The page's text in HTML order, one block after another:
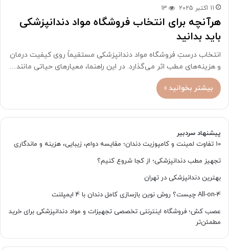
11 اکتبر 2025 13
هرآنچه برای انتخاب فروشگاه مواد دندانپزشکی
باید بدانید
انتخاب درستِ فروشگاه مواد دندانپزشکی مستقیماً روی کیفیت درمان
و هزینه‌های مطب اثر می‌گذارد. در این راهنما، معیارهای حیاتی مانند…
بیشتر بخوانید »
پیشنهاد سردبیر
10 تفاوت لمینت و کامپوزیت دندان؛ مقایسه دوام، زیبایی، هزینه و ماندگاری
تجهیز مطب دندانپزشکی؛ از کجا شروع کنیم؟
بهترین دندانپزشکی در تهران
All-on-4 چیست؟ روش نوین بازسازی کامل دندان با 4 ایمپلنت
عصب کش؛ فروشگاه اینترنتی تخصصی تجهیزات و مواد دندانپزشکی برای خرید
مطمئن‌تر